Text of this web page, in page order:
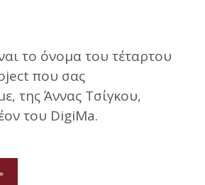
το όνομα του τέταρτου
που σας
της Άννας Τσίγκου,
του DigiMa.